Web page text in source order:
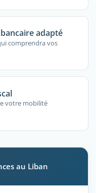
adapté
comprendra vos
votre mobilité
au Liban